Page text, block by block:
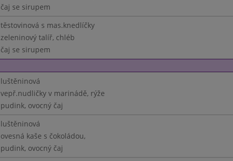
čaj se sirupem
těstovinová s mas.knedlíčky
zeleninový talíř, chléb
čaj se sirupem
luštěninová
vepř.nudličky v marinádě, rýže
pudink, ovocný čaj
luštěninová
ovesná kaše s čokoládou,
pudink, ovocný čaj